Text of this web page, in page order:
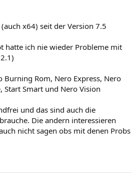
x64) seit der Version 7.5
hatte ich nie wieder Probleme mit
Rom, Nero Express, Nero
Start Smart und Nero Vision
und das sind auch die
Die andern interessieren
nicht sagen obs mit denen Probs